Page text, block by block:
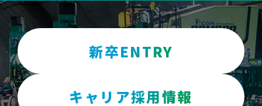
採用情報
人事部長メッセージ 求める人財像・募集要項
イベント情報 よくあるご質問